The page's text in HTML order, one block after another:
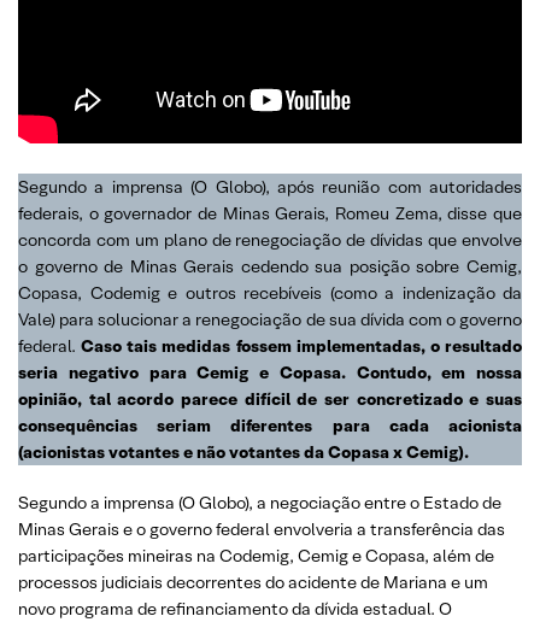
Segundo a imprensa (O Globo), após reunião com autoridades
federais, o governador de Minas Gerais, Romeu Zema, disse que
concorda com um plano de renegociação de dívidas que envolve
o governo de Minas Gerais cedendo sua posição sobre Cemig,
Copasa, Codemig e outros recebíveis (como a indenização da
Vale) para solucionar a renegociação de sua dívida com o governo
federal.Caso tais medidas fossem implementadas, o resultado
seria negativo para Cemig e Copasa. Contudo, em nossa
opinião, tal acordo parece difícil de ser concretizado e suas
consequências seriam diferentes para cada acionista
(acionistas votantes e não votantes da Copasa x Cemig).
Segundo a imprensa (O Globo), a negociação entre o Estado de
Minas Gerais e o governo federal envolveria a transferência das
participações mineiras na Codemig, Cemig e Copasa, além de
processos judiciais decorrentes do acidente de Mariana e um
novo programa de refinanciamento da dívida estadual. O